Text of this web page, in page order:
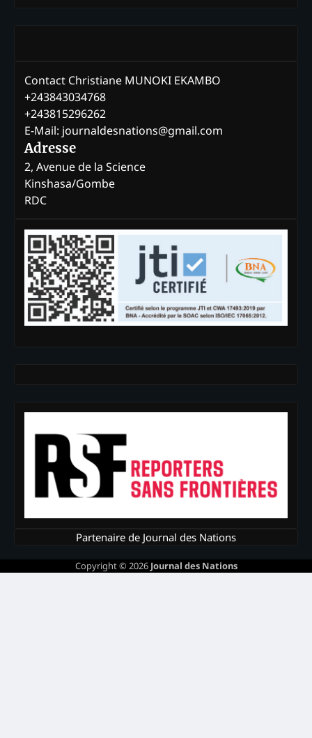
Contact Christiane MUNOKI EKAMBO
+243843034768
+243815296262
E-Mail: journaldesnations@gmail.com
Adresse
2, Avenue de la Science
Kinshasa/Gombe
RDC
Partenaire de Journal des Nations
Copyright © 2026 Journal des Nations